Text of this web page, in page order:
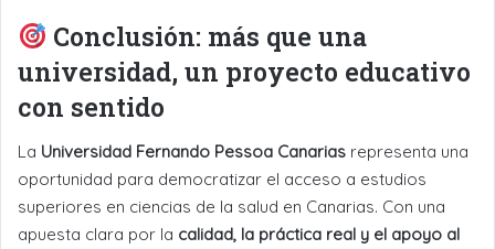
Conclusión: más que una
universidad, un proyecto educativo
con sentido
La Universidad Fernando Pessoa Canarias representa una
oportunidad para democratizar el acceso a estudios
superiores en ciencias de la salud en Canarias. Con una
apuesta clara por la calidad, la práctica real y el apoyo al